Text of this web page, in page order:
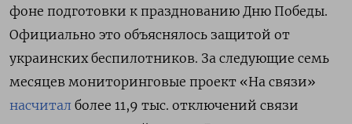
фоне подготовки к празднованию Дню Победы.
Официально это объяснялось защитой от
украинских беспилотников. За следующие семь
месяцев мониторинговые проект «На связи»
насчитал более 11,9 тыс. отключений связи